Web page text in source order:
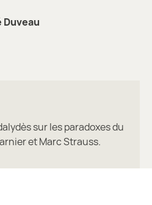
Duveau
sur les paradoxes du
et Marc Strauss.